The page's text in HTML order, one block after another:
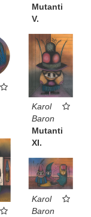
Mutanti
V.
Karol
Baron
Mutanti
XI.
Karol
Baron